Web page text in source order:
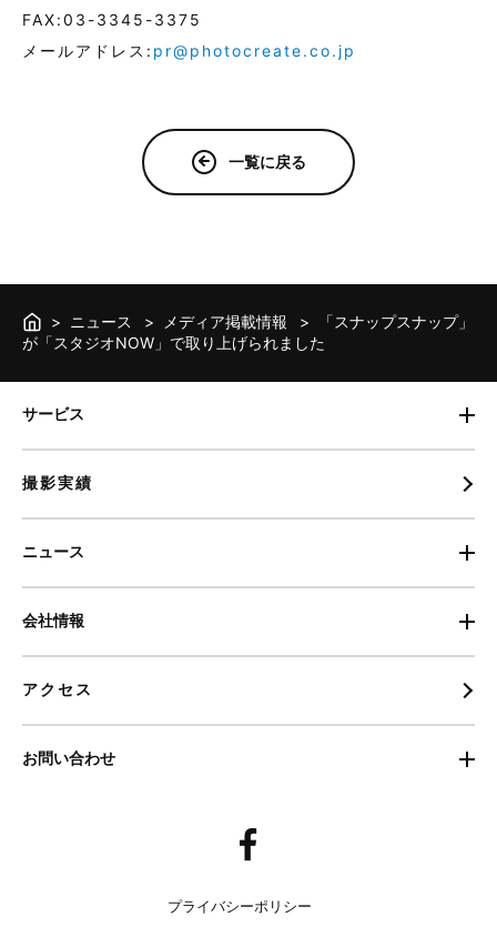
FAX:03-3345-3375
メールアドレス: pr@photocreate.co.jp
一覧に戻る
ニュース メディア掲載情報
「スナップスナップ」
が「スタジオNOW」で取り上げられました
サービス
撮影実績
ニュース
会社情報
アクセス
お問い合わせ
プライバシーポリシー